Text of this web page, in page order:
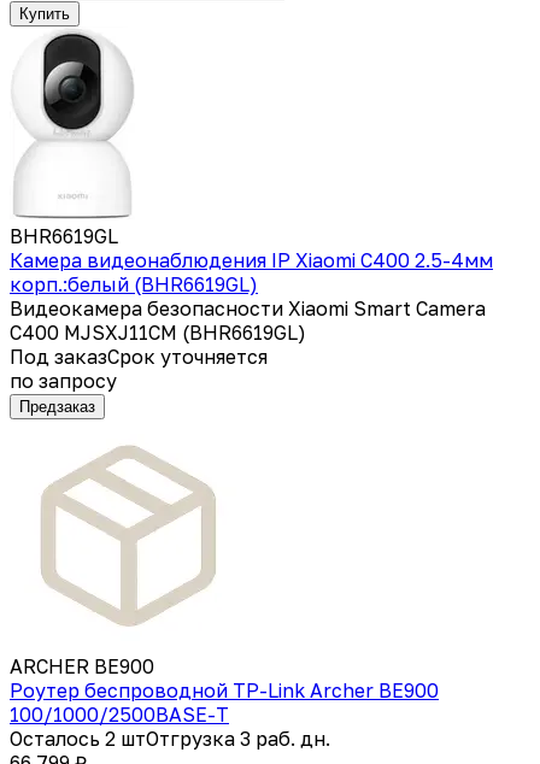
Купить
BHR6619GL
Камера видеонаблюдения IP Xiaomi C400 2.5-4мм
корп.:белый (BHR6619GL)
Видеокамера безопасности Xiaomi Smart Camera
C400 MJSXJ11CM (BHR6619GL)
Под заказСрок уточняется
по запросу
Предзаказ
ARCHER BE900
Роутер беспроводной TP-Link Archer BE900
100/1000/2500BASE-T
Осталось 2 штОтгрузка 3 раб. дн.